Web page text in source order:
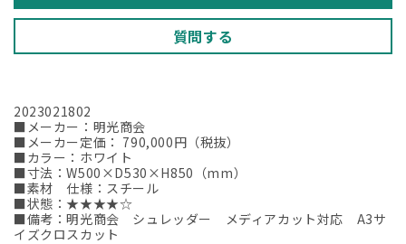
の
量
ら
す
の
量
す
質問する
2023021802
■メーカー：明光商会
■メーカー定価： 790,000円（税抜）
■カラー：ホワイト
■寸法：W500×D530×H850（mm）
■素材 仕様：スチール
■状態：★★★★☆
■備考：明光商会 シュレッダー メディアカット対応 A3サ
イズクロスカット